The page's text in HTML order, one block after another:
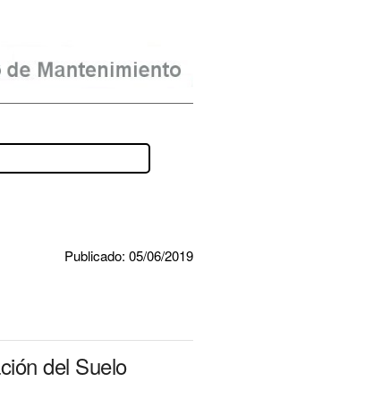
Publicado: 05/06/2019
del Suelo